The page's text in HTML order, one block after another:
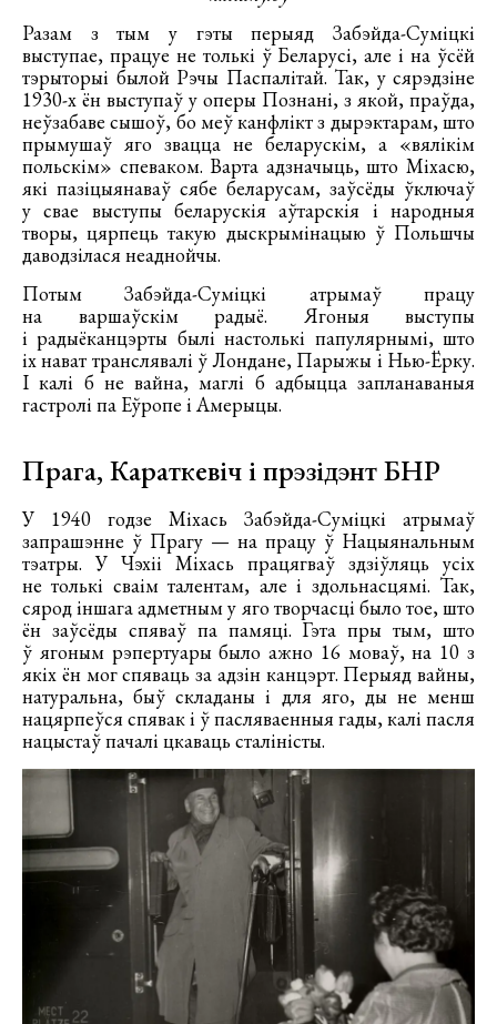
Разам з тым у гэты перыяд Забэйда-Суміцкі
выступае, працуе не толькі ў Беларусі, але і на ўсёй
тэрыторыі былой Рэчы Паспалітай. Так, у сярэдзіне
1930-х ён выступаў у оперы Познані, з якой, праўда,
неўзабаве сышоў, бо меў канфлікт з дырэктарам, што
прымушаў яго звацца не беларускім, а «вялікім
польскім» спеваком. Варта адзначыць, што Міхасю,
які пазіцыянаваў сябе беларусам, заўсёды ўключаў
у свае выступы беларускія аўтарскія і народныя
творы, цярпець такую дыскрымінацыю ў Польшчы
даводзілася неаднойчы.
Потым Забэйда-Суміцкі атрымаў працу
на варшаўскім радыё. Ягоныя выступы
і радыёканцэрты былі настолькі папулярнымі, што
іх нават транслявалі ў Лондане, Парыжы і Нью-Ёрку.
І калі б не вайна, маглі б адбыцца запланаваныя
гастролі па Еўропе і Амерыцы.
Прага, Караткевіч і прэзідэнт БНР
У 1940 годзе Міхась Забэйда-Суміцкі атрымаў
запрашэнне ў Прагу — на працу ў Нацыянальным
тэатры. У Чэхіі Міхась працягваў здзіўляць усіх
не толькі сваім талентам, але і здольнасцямі. Так,
сярод іншага адметным у яго творчасці было тое, што
ён заўсёды спяваў па памяці. Гэта пры тым, што
ў ягоным рэпертуары было ажно 16 моваў, на 10 з
якіх ён мог спяваць за адзін канцэрт. Перыяд вайны,
натуральна, быў складаны і для яго, ды не менш
нацярпеўся спявак і ў пасляваенныя гады, калі пасля
нацыстаў пачалі цкаваць сталіністы.